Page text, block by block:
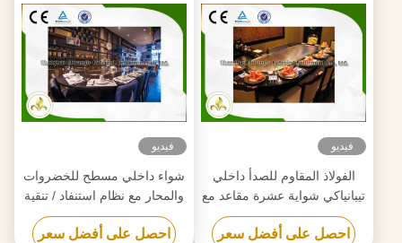
فيديو
الفولاذ المقاوم للصدأ داخلي
تيبانياكي شواية عشرة مقاعد مع
مرسب الدخان
احصل على أفضل سعر
فيديو
شواء داخلي مسطح للخضروات
والمحار مع نظام استنفاد / تنقية
احصل على أفضل سعر